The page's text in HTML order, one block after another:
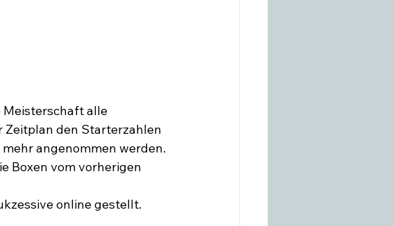
Meisterschaft alle
Zeitplan den Starterzahlen
angenommen werden.
Boxen vom vorherigen
online gestellt.